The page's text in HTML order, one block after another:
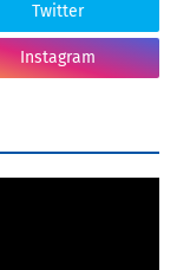
Twitter
Instagram